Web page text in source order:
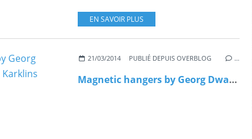
EN SAVOIR PLUS
21/03/2014 PUBLIÉ DEPUIS OVERBLOG …
Magnetic hangers by Georg Dwalischwili and Janis Karklins